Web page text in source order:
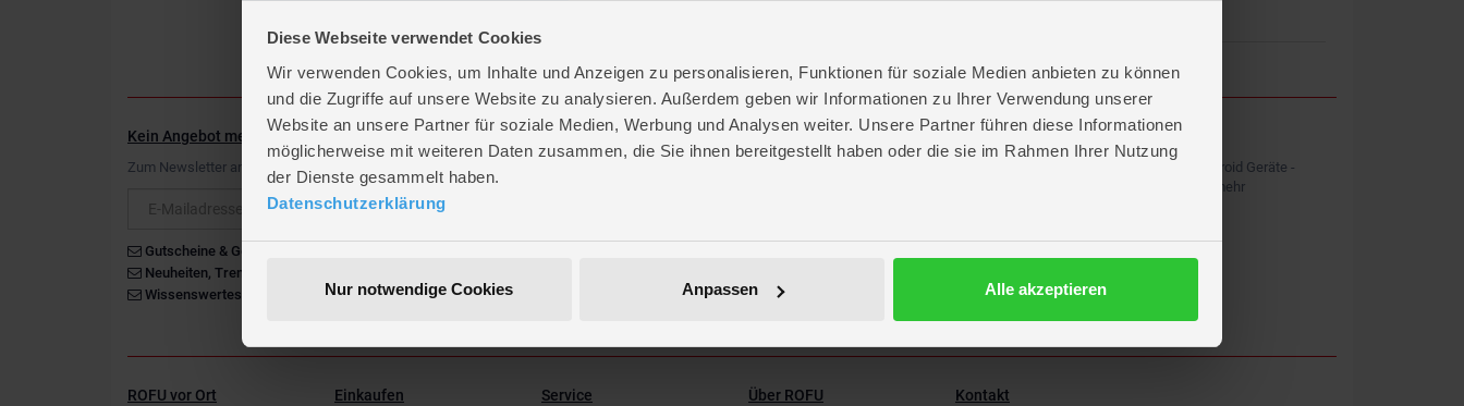
Diese Webseite verwendet Cookies
Wir verwenden Cookies, um Inhalte und Anzeigen zu personalisieren, Funktionen für soziale Medien anbieten zu können
und die Zugriffe auf unsere Website zu analysieren. Außerdem geben wir Informationen zu Ihrer Verwendung unserer
Website an unsere Partner für soziale Medien, Werbung und Analysen weiter. Unsere Partner führen diese Informationen
möglicherweise mit weiteren Daten zusammen, die Sie ihnen bereitgestellt haben oder die sie im Rahmen Ihrer Nutzung
der Dienste gesammelt haben.
Datenschutzerklärung
Nur notwendige Cookies Anpassen Alle akzeptieren
Kein Angebot mehr verpassen
Zum Newsletter anmelden & Vorteile sichern
Gutscheine & Gewinnspiele
Neuheiten, Trends & Angebote
Wissenswertes rund um die Familie
ROFU Community
ROFU Family Blog
ROFU APP
Kostenlos für iOS und Android Geräte -
Shopping, News & vieles mehr
ROFU vor Ort Einkaufen Service Über ROFU Kontakt